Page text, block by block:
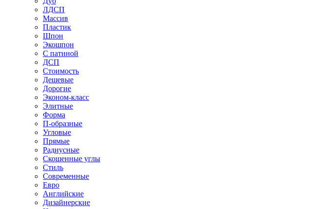
ЛДСП
Массив
Пластик
Шпон
Экошпон
С патиной
ДСП
Стоимость
Дешевые
Дорогие
Эконом-класс
Элитные
Форма
П-образные
Угловые
Прямые
Радиусные
Скошенные углы
Стиль
Современные
Евро
Английские
Дизайнерские